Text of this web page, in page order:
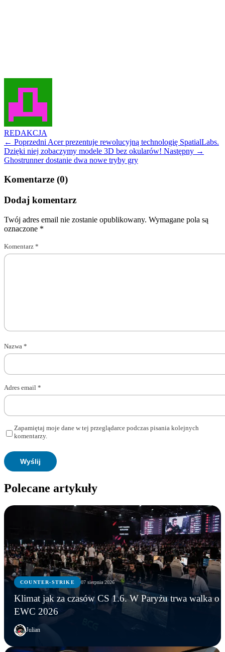
REDAKCJA
← Poprzedni Acer prezentuje rewolucyjną technologię SpatialLabs.
Dzięki niej zobaczymy modele 3D bez okularów! Następny →
Ghostrunner dostanie dwa nowe tryby gry
Komentarze (0)
Dodaj komentarz
Twój adres email nie zostanie opublikowany. Wymagane pola są
oznaczone *
Komentarz *
Nazwa *
Adres email *
Zapamiętaj moje dane w tej przeglądarce podczas pisania kolejnych
komentarzy.
Polecane artykuły
COUNTER-STRIKE 07 sierpnia 2026
Klimat jak za czasów CS 1.6. W Paryżu trwa walka o
EWC 2026
Julian